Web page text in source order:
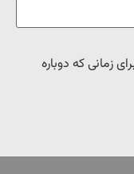
زمانی که دوباره